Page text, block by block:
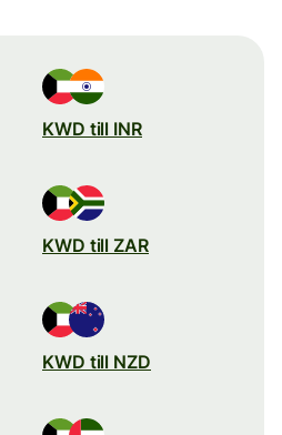
KWD till INR
KWD till ZAR
KWD till NZD